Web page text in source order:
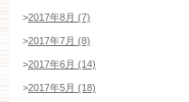
>2017年8月 (7)
>2017年7月 (8)
>2017年6月 (14)
>2017年5月 (18)